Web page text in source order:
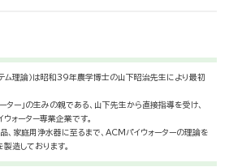
ム理論）は昭和39年農学博士の山下昭治先生により最初
ー」の生みの親である、山下先生から直接指導を受け、
ォーター専業企業です。
、家庭用浄水器に至るまで、ACMパイウォーターの理論を
造しております。